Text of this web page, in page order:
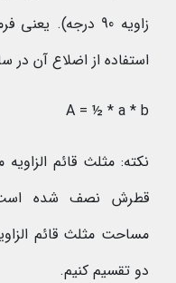
زاویه 90 درجه).
استفاده از اضلاع آن
A = ½ * a * b
نکته: مثلث قائم
قطرش نصف شده است.
مساحت مثلث قائم
دو تقسیم کنیم.